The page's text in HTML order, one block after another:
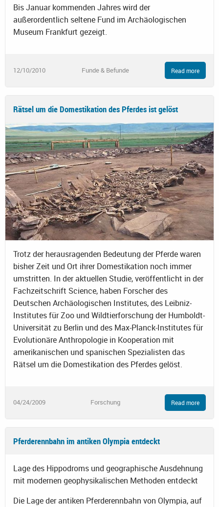
Bis Januar kommenden Jahres wird der
außerordentlich seltene Fund im Archäologischen
Museum Frankfurt gezeigt.
12/10/2010 Funde & Befunde Read more
Rätsel um die Domestikation des Pferdes ist gelöst
Trotz der herausragenden Bedeutung der Pferde waren
bisher Zeit und Ort ihrer Domestikation noch immer
umstritten. In der aktuellen Studie, veröffentlicht in der
Fachzeitschrift Science, haben Forscher des
Deutschen Archäologischen Institutes, des Leibniz-
Institutes für Zoo und Wildtierforschung der Humboldt-
Universität zu Berlin und des Max-Planck-Institutes für
Evolutionäre Anthropologie in Kooperation mit
amerikanischen und spanischen Spezialisten das
Rätsel um die Domestikation des Pferdes gelöst.
04/24/2009 Forschung Read more
Pferderennbahn im antiken Olympia entdeckt
Lage des Hippodroms und geographische Ausdehnung
mit modernen geophysikalischen Methoden entdeckt
Die Lage der antiken Pferderennbahn von Olympia, auf